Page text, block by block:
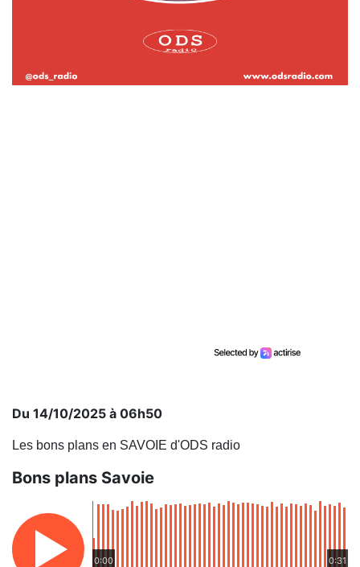
Du 14/10/2025 à 06h50
Les bons plans en SAVOIE d'ODS radio
Bons plans Savoie
0:00 0:31